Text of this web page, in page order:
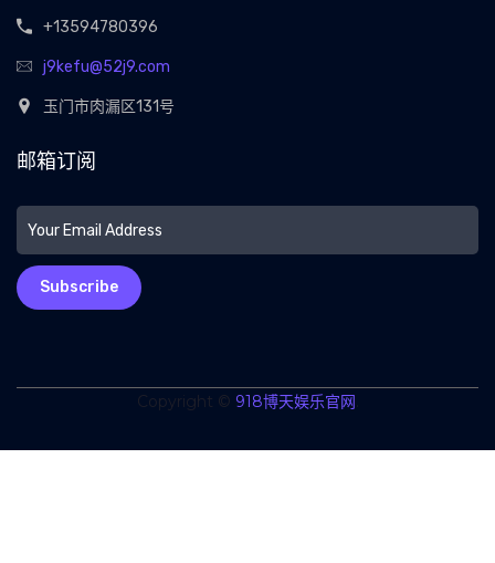
+13594780396
j9kefu@52j9.com
玉门市肉漏区131号
邮箱订阅
Subscribe
Copyright © 918博天娱乐官网